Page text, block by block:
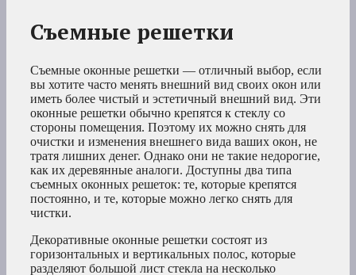
Съемные решетки
Съемные оконные решетки — отличный выбор, если
вы хотите часто менять внешний вид своих окон или
иметь более чистый и эстетичный внешний вид. Эти
оконные решетки обычно крепятся к стеклу со
стороны помещения. Поэтому их можно снять для
очистки и изменения внешнего вида ваших окон, не
тратя лишних денег. Однако они не такие недорогие,
как их деревянные аналоги. Доступны два типа
съемных оконных решеток: те, которые крепятся
постоянно, и те, которые можно легко снять для
чистки.
Декоративные оконные решетки состоят из
горизонтальных и вертикальных полос, которые
разделяют большой лист стекла на несколько